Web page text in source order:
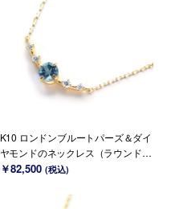
K10 ロンドンブルートパーズ＆ダイ
ヤモンドのネックレス（ラウンドカ
ット）~Ello Lily~ 11月誕生石(K18
￥82,500 (税込)